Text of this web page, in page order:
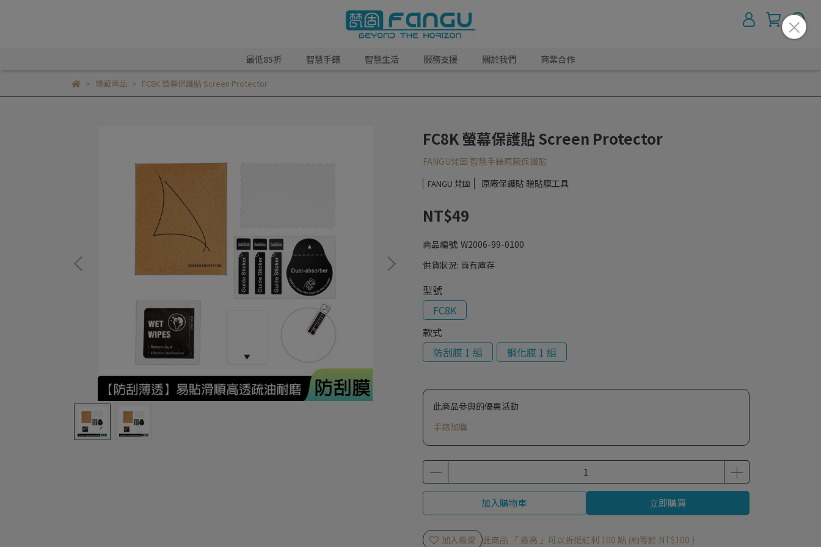
最低85折 智慧手錶 智慧生活 服務支援 關於我們 商業合作
隱藏商品 FC8K 螢幕保護貼 Screen Protector
FC8K 螢幕保護貼 Screen Protector
FANGU梵固 智慧手錶原廠保護貼
FANGU 梵固 原廠保護貼 贈貼膜工具
NT$49
商品編號: W2006-99-0100
供貨狀況: 尚有庫存
型號
FC8K
款式
防刮膜 1 組
鋼化膜 1 組
此商品參與的優惠活動
手錶加購
加入購物車 立即購買
加入最愛 此商品 「 最高 」可以折抵紅利 100 點 (約等於 NT$100 )